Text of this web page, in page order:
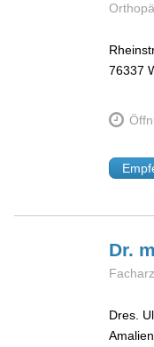
76337
Dr.
Dres.